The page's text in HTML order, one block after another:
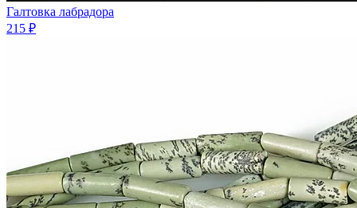
Галтовка лабрадора
215 ₽